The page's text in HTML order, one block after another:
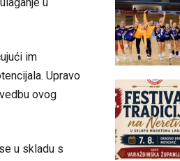
im
Upravo
ovog
u skladu s